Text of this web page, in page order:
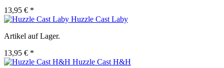
13,95 € *
Huzzle Cast Laby
Artikel auf Lager.
13,95 € *
Huzzle Cast H&H